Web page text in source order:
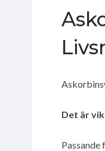
Det är